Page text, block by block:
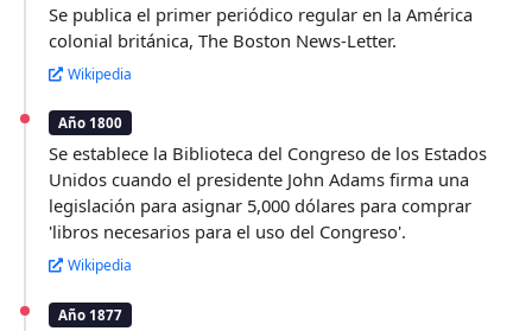
Se publica el primer periódico regular en la América
colonial británica, The Boston News-Letter.
Wikipedia
Año 1800
Se establece la Biblioteca del Congreso de los Estados
Unidos cuando el presidente John Adams firma una
legislación para asignar 5,000 dólares para comprar
'libros necesarios para el uso del Congreso'.
Wikipedia
Año 1877